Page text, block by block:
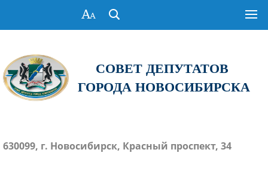
СОВЕТ ДЕПУТАТОВ
ГОРОДА НОВОСИБИРСКА
630099, г. Новосибирск, Красный проспект, 34